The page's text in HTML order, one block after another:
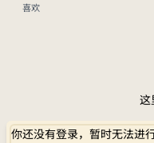
喜欢
这
你还没有登录，暂时无法进